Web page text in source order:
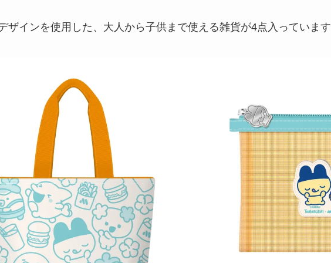
ザインを使用した、大人から子供まで使える雑貨が4点入っていま